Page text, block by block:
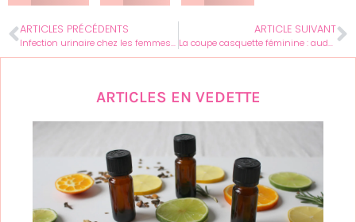
ARTICLES PRÉCÉDENTS
Infection urinaire chez les femmes : astuces pour éviter les récidives gênantes
ARTICLE SUIVANT
La coupe casquette féminine : audace et style renversant en un geste
ARTICLES EN VEDETTE